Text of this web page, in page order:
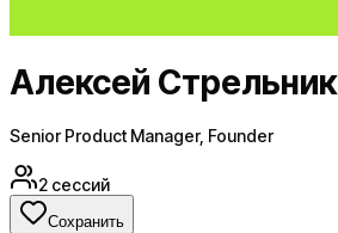
Алексей Стрельник
Senior Product Manager, Founder
2 сессий
Сохранить